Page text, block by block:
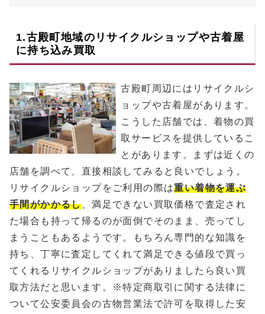
1.古殿町地域のリサイクルショップや古着屋
に持ち込み買取
古殿町周辺にはリサイクルシ
ョップや古着屋があります。
こうした店舗では、着物の買
取サービスを提供しているこ
とがあります。まずは近くの
店舗を調べて、直接相談してみると良いでしょう。
リサイクルショップをご利用の際は重い着物を運ぶ
手間がかかるし、満足できない買取価格で査定され
た場合も持って帰るのが面倒でそのまま、売ってし
まうこともあるようです。もちろん専門的な知識を
持ち、丁寧に査定してくれて満足できる値段で買っ
てくれるリサイクルショップがありましたら良い買
取方法だと思います。※特定商取引に関する法律に
ついて公安委員会の古物営業法で許可を取得した安